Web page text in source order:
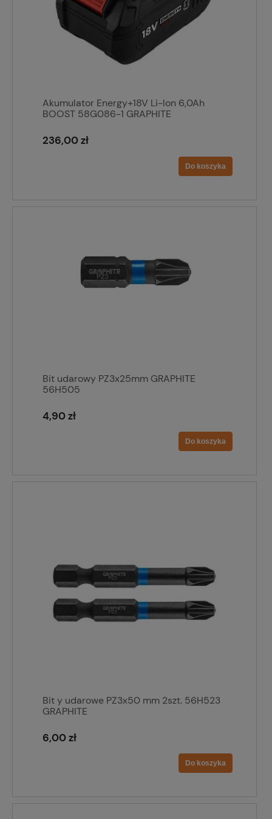
Akumulator Energy+18V Li-lon 6,0Ah
BOOST 58G086-1 GRAPHITE
236,00 zł
Do koszyka
Bit udarowy PZ3x25mm GRAPHITE
56H505
4,90 zł
Do koszyka
Bit y udarowe PZ3x50 mm 2szt. 56H523
GRAPHITE
6,00 zł
Do koszyka